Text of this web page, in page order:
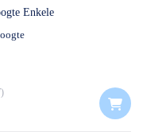
Enkele